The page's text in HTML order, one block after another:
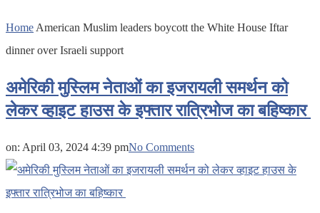
Home American Muslim leaders boycott the White House Iftar
dinner over Israeli support
अमेरिकी मुस्लिम नेताओं का इजरायली समर्थन को
लेकर व्हाइट हाउस के इफ्तार रात्रिभोज का बहिष्कार
on: April 03, 2024 4:39 pmNo Comments